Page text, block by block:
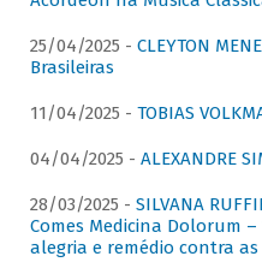
25/04/2025 - CLEYTON
Brasileiras
11/04/2025 - TOBIAS
04/04/2025 - ALEXANDRE
28/03/2025 - SILVANA
Comes Medicina Dolorum
alegria e remédio contra as